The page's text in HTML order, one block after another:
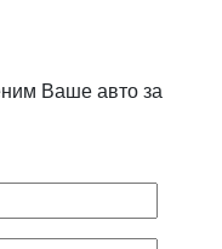
Ваше авто за